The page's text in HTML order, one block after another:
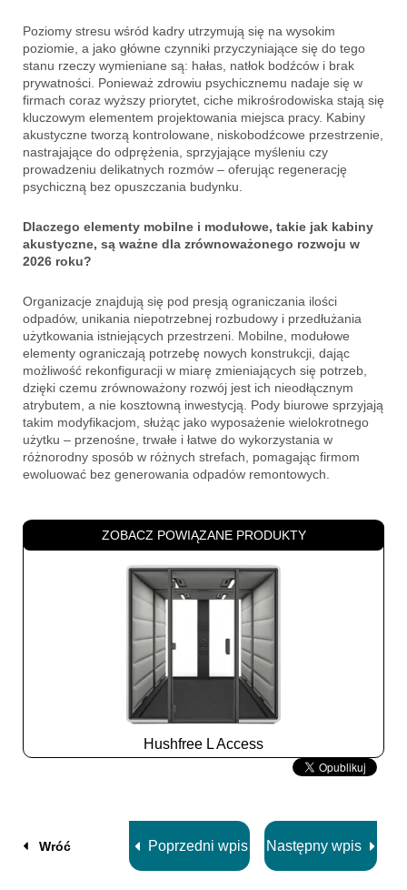
Poziomy stresu wśród kadry utrzymują się na wysokim
poziomie, a jako główne czynniki przyczyniające się do tego
stanu rzeczy wymieniane są: hałas, natłok bodźców i brak
prywatności. Ponieważ zdrowiu psychicznemu nadaje się w
firmach coraz wyższy priorytet, ciche mikrośrodowiska stają się
kluczowym elementem projektowania miejsca pracy. Kabiny
akustyczne tworzą kontrolowane, niskobodźcowe przestrzenie,
nastrajające do odprężenia, sprzyjające myśleniu czy
prowadzeniu delikatnych rozmów – oferując regenerację
psychiczną bez opuszczania budynku.
Dlaczego elementy mobilne i modułowe, takie jak kabiny
akustyczne, są ważne dla zrównoważonego rozwoju w
2026 roku?
Organizacje znajdują się pod presją ograniczania ilości
odpadów, unikania niepotrzebnej rozbudowy i przedłużania
użytkowania istniejących przestrzeni. Mobilne, modułowe
elementy ograniczają potrzebę nowych konstrukcji, dając
możliwość rekonfiguracji w miarę zmieniających się potrzeb,
dzięki czemu zrównoważony rozwój jest ich nieodłącznym
atrybutem, a nie kosztowną inwestycją. Pody biurowe sprzyjają
takim modyfikacjom, służąc jako wyposażenie wielokrotnego
użytku – przenośne, trwałe i łatwe do wykorzystania w
różnorodny sposób w różnych strefach, pomagając firmom
ewoluować bez generowania odpadów remontowych.
ZOBACZ POWIĄZANE PRODUKTY
Hushfree L Access
Slide
Wróć Poprzedni wpis Następny wpis